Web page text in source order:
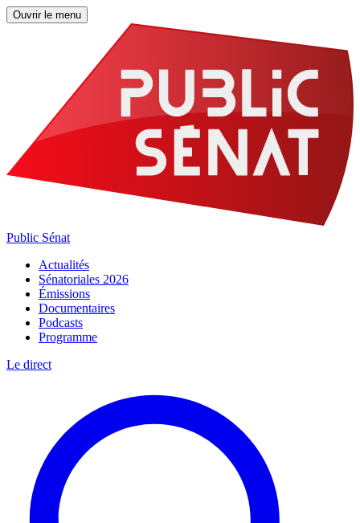
Ouvrir le menu
Public Sénat
Actualités
Sénatoriales 2026
Émissions
Documentaires
Podcasts
Programme
Le direct